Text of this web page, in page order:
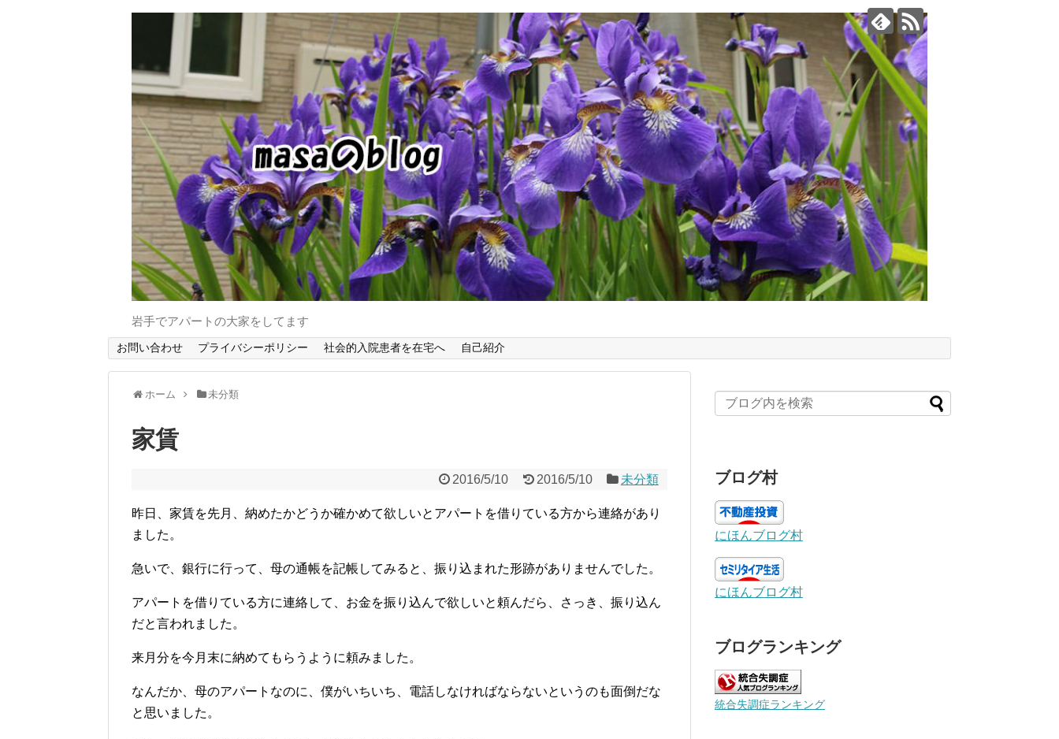
岩手でアパートの大家をしてます
お問い合わせ プライバシーポリシー 社会的入院患者を在宅へ 自己紹介
ホーム 未分類
家賃
2016/5/10 2016/5/10 未分類
昨日、家賃を先月、納めたかどうか確かめて欲しいとアパートを借りている方から連絡があり
ました。
急いで、銀行に行って、母の通帳を記帳してみると、振り込まれた形跡がありませんでした。
アパートを借りている方に連絡して、お金を振り込んで欲しいと頼んだら、さっき、振り込ん
だと言われました。
来月分を今月末に納めてもらうように頼みました。
なんだか、母のアパートなのに、僕がいちいち、電話しなければならないというのも面倒だな
と思いました。
ブログ村
にほんブログ村
にほんブログ村
ブログランキング
統合失調症ランキング